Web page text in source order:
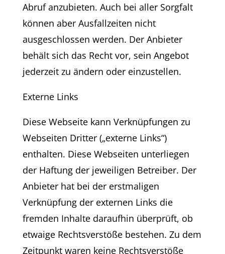
Abruf anzubieten. Auch bei aller Sorgfalt
können aber Ausfallzeiten nicht
ausgeschlossen werden. Der Anbieter
behält sich das Recht vor, sein Angebot
jederzeit zu ändern oder einzustellen.
Externe Links
Diese Webseite kann Verknüpfungen zu
Webseiten Dritter („externe Links“)
enthalten. Diese Webseiten unterliegen
der Haftung der jeweiligen Betreiber. Der
Anbieter hat bei der erstmaligen
Verknüpfung der externen Links die
fremden Inhalte daraufhin überprüft, ob
etwaige Rechtsverstöße bestehen. Zu dem
Zeitpunkt waren keine Rechtsverstöße